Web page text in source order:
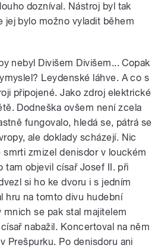
dozníval. Nástroj byl tak
jej bylo možno vyladit během
nebyl Divišem Divišem... Copak
Leydenské láhve. A co s
připojené. Jako zdroj elektrické
Dodneška ovšem není zcela
fungovalo, hledá se, pátrá se
ale doklady scházejí. Nic
smrti zmizel denisdor v louckém
tam objevil císař Josef II. při
si ho ke dvoru i s jedním
hru na tomto divu hudební
mnich se pak stal majitelem
nabažil. Koncertoval na něm
Prešpurku. Po denisdoru ani